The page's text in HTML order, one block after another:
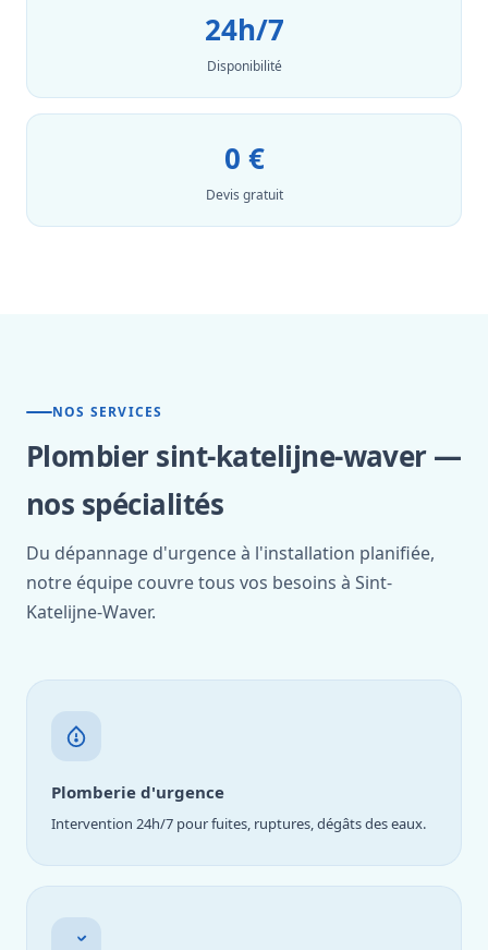
24h/7
Disponibilité
0 €
Devis gratuit
NOS SERVICES
Plombier sint-katelijne-waver —
nos spécialités
Du dépannage d'urgence à l'installation planifiée,
notre équipe couvre tous vos besoins à Sint-
Katelijne-Waver.
Plomberie d'urgence
Intervention 24h/7 pour fuites, ruptures, dégâts des eaux.